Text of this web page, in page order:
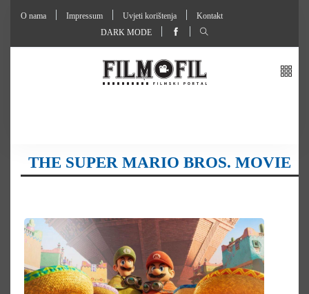
O nama Impressum Uvjeti korištenja
Kontakt
DARK MODE
THE SUPER MARIO BROS. MOVIE